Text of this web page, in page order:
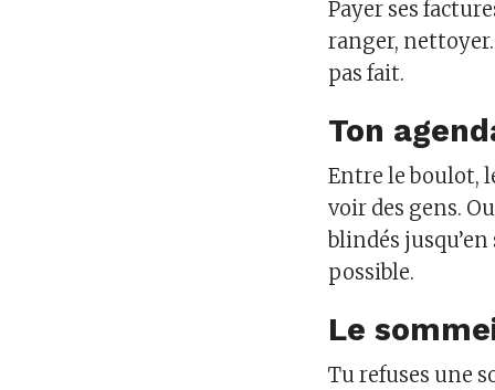
Payer ses
ranger,
pas fait.
Ton
Entre le boulot,
voir des gens.
blindés
possible.
Le
Tu refuses une